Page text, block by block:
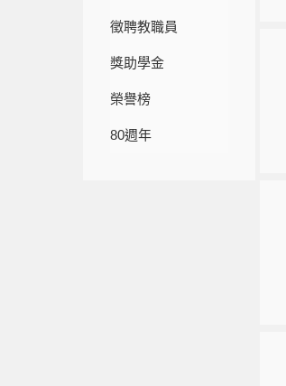
徵聘教職員
獎助學金
榮譽榜
80週年